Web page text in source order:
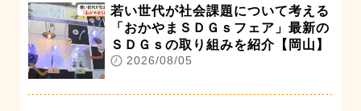
若い世代が社会課題について考える
「おかやまＳＤＧｓフェア」最新の
ＳＤＧｓの取り組みを紹介【岡山】
2026/08/05